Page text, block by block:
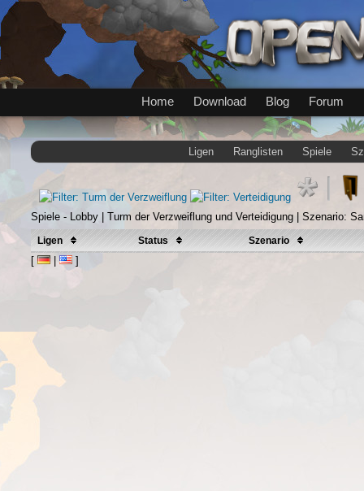
Home Download Blog Forum
Ligen Ranglisten Spiele
Spiele - Lobby | Turm der Verzweiflung und Verteidigung | Szenario:
Ligen Status Szenario
[ | ]